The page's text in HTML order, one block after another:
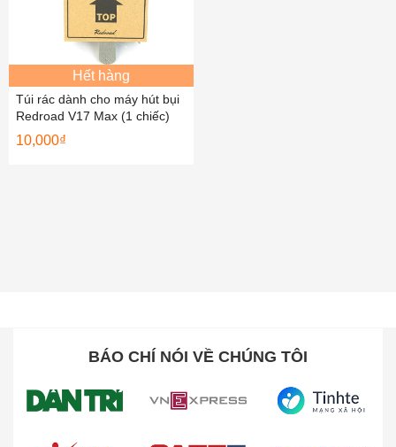
Hết hàng
Túi rác dành cho máy hút bụi
Redroad V17 Max (1 chiếc)
10,000₫
BÁO CHÍ NÓI VỀ CHÚNG TÔI